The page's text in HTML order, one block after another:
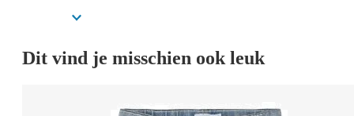
Dit vind je misschien ook leuk